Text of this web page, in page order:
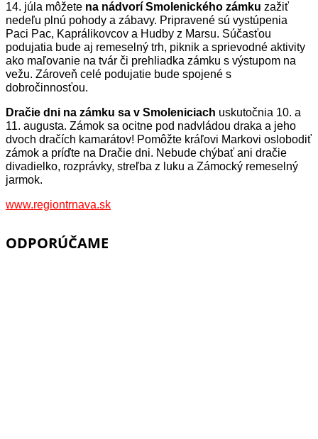
14. júla môžete na nádvorí Smolenického zámku zažiť
nedeľu plnú pohody a zábavy. Pripravené sú vystúpenia
Paci Pac, Kaprálikovcov a Hudby z Marsu. Súčasťou
podujatia bude aj remeselný trh, piknik a sprievodné aktivity
ako maľovanie na tvár či prehliadka zámku s výstupom na
vežu. Zároveň celé podujatie bude spojené s
dobročinnosťou.
Dračie dni na zámku sa v Smoleniciach uskutočnia 10. a
11. augusta. Zámok sa ocitne pod nadvládou draka a jeho
dvoch dračích kamarátov! Pomôžte kráľovi Markovi oslobodiť
zámok a príďte na Dračie dni. Nebude chýbať ani dračie
divadielko, rozprávky, streľba z luku a Zámocký remeselný
jarmok.
www.regiontrnava.sk
ODPORÚČAME